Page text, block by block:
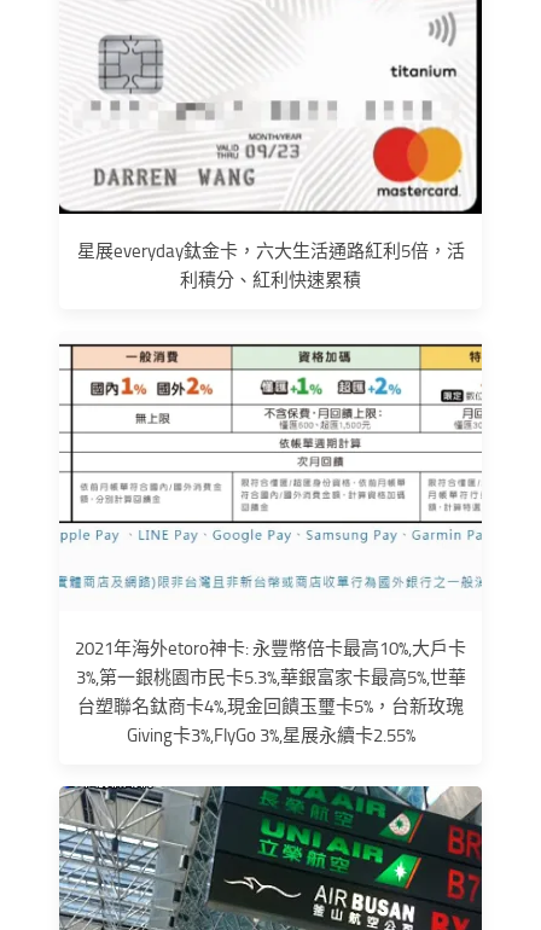
星展everyday鈦金卡，六大生活通路紅利5倍，活
利積分、紅利快速累積
2021年海外etoro神卡: 永豐幣倍卡最高10%,大戶卡
3%,第一銀桃園市民卡5.3%,華銀富家卡最高5%,世華
台塑聯名鈦商卡4%,現金回饋玉璽卡5%，台新玫瑰
Giving卡3%,FlyGo 3%,星展永續卡2.55%